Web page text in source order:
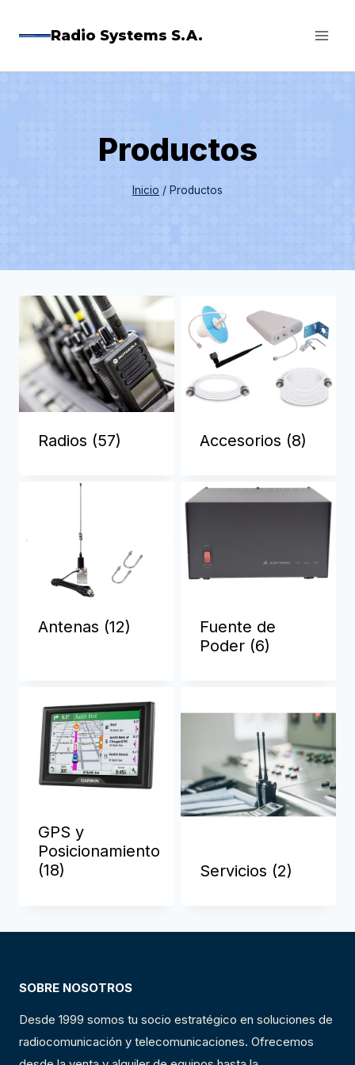
Radio Systems S.A.
Productos
Inicio / Productos
Radios (57) Accesorios (8)
Antenas (12)
Fuente de
Poder (6)
GPS y
Posicionamiento
(18)
Servicios (2)
SOBRE NOSOTROS
Desde 1999 somos tu socio estratégico en soluciones de
radiocomunicación y telecomunicaciones. Ofrecemos